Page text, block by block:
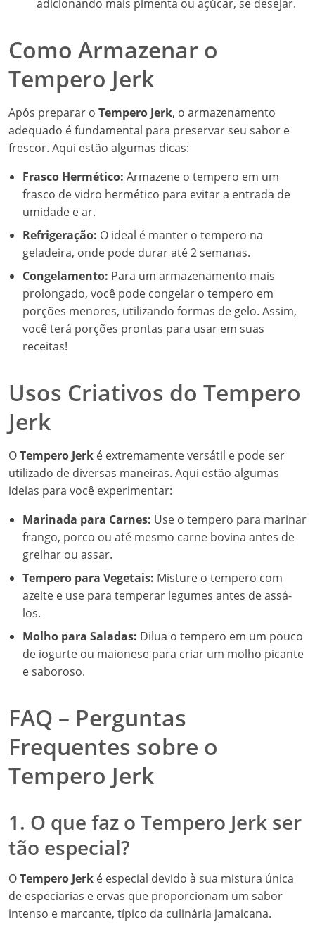
adicionando mais pimenta ou açúcar, se desejar.
Como Armazenar o
Tempero Jerk
Após preparar o Tempero Jerk, o armazenamento
adequado é fundamental para preservar seu sabor e
frescor. Aqui estão algumas dicas:
Frasco Hermético: Armazene o tempero em um
frasco de vidro hermético para evitar a entrada de
umidade e ar.
Refrigeração: O ideal é manter o tempero na
geladeira, onde pode durar até 2 semanas.
Congelamento: Para um armazenamento mais
prolongado, você pode congelar o tempero em
porções menores, utilizando formas de gelo. Assim,
você terá porções prontas para usar em suas
receitas!
Usos Criativos do Tempero
Jerk
OTempero Jerk é extremamente versátil e pode ser
utilizado de diversas maneiras. Aqui estão algumas
ideias para você experimentar:
Marinada para Carnes: Use o tempero para marinar
frango, porco ou até mesmo carne bovina antes de
grelhar ou assar.
Tempero para Vegetais: Misture o tempero com
azeite e use para temperar legumes antes de assá-
los.
Molho para Saladas: Dilua o tempero em um pouco
de iogurte ou maionese para criar um molho picante
e saboroso.
FAQ – Perguntas
Frequentes sobre o
Tempero Jerk
1. O que faz o Tempero Jerk ser
tão especial?
OTempero Jerk é especial devido à sua mistura única
de especiarias e ervas que proporcionam um sabor
intenso e marcante, típico da culinária jamaicana.